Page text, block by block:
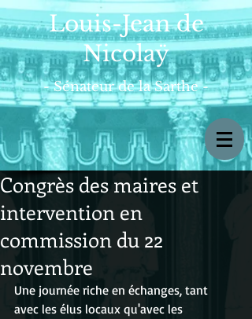
Louis-Jean de
Nicolaÿ
- Sénateur de la Sarthe -
Congrès des maires et
intervention en
commission du 22
novembre
Une journée riche en échanges, tant
avec les élus locaux qu'avec les